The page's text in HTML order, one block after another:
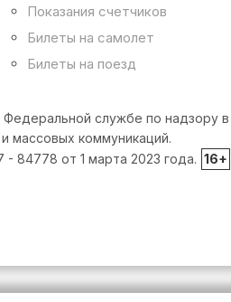
Показания счетчиков
Билеты на самолет
Билеты на поезд
службе по надзору в
массовых коммуникаций.
84778 от 1 марта 2023 года. 16+